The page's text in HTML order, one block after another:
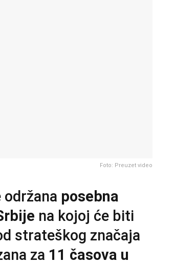
Foto: Preuzet video
održana posebna
na kojoj će biti
strateškog značaja
za 11 časova u